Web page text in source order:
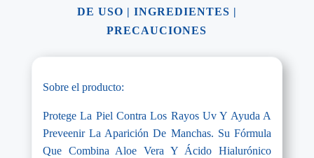
DE USO | INGREDIENTES |
PRECAUCIONES
Sobre el producto:
Protege La Piel Contra Los Rayos Uv Y Ayuda A
Preveenir La Aparición De Manchas. Su Fórmula
Que Combina Aloe Vera Y Ácido Hialurónico